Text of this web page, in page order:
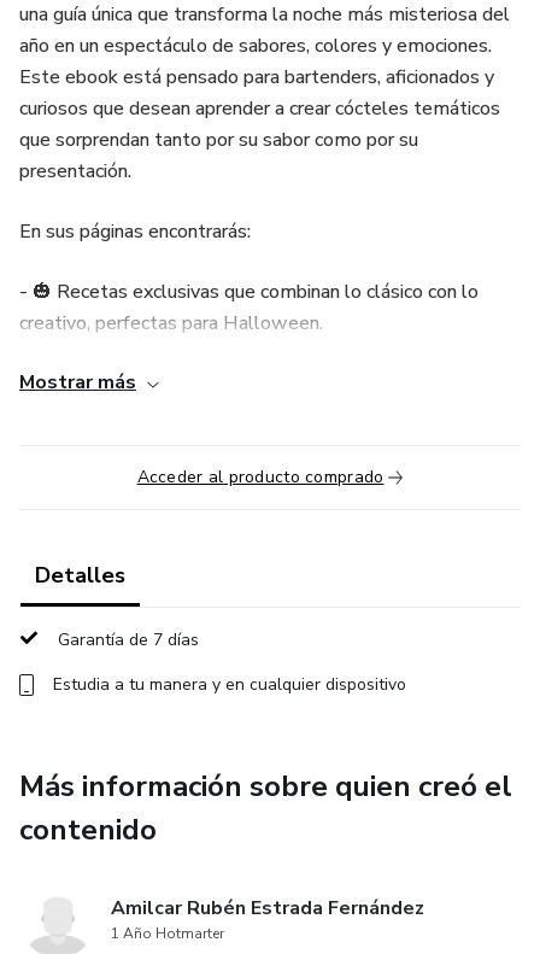
una guía única que transforma la noche más misteriosa del
año en un espectáculo de sabores, colores y emociones.
Este ebook está pensado para bartenders, aficionados y
curiosos que desean aprender a crear cócteles temáticos
que sorprendan tanto por su sabor como por su
presentación.
En sus páginas encontrarás:
- 🎃 Recetas exclusivas que combinan lo clásico con lo
creativo, perfectas para Halloween.
- 🧪 Técnicas prácticas para lograr efectos visuales
terroríficas.
- ✨ Ideas de ambientación y storytelling para que cada
- 🍹 Consejos profesionales para presentar tus cócteles
con confianza y estilo.
- 🌌 Inspiración mágica que te ayudará a convertir tu barra
Este ebook no solo te enseña a preparar tragos, sino que
te invita a beber sin miedo, a experimentar, a romper
esquemas y a descubrir que la coctelería puede ser un arte
Mostrar más
Acceder al producto comprado
Detalles
Garantía de 7 días
Estudia a tu manera y en cualquier dispositivo
Más información sobre quien creó el
contenido
Amilcar Rubén Estrada Fernández
1 Año Hotmarter